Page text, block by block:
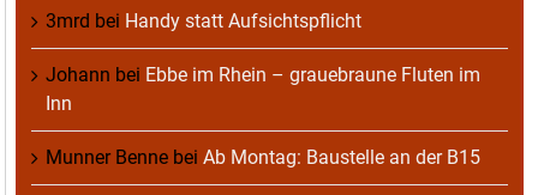
3mrd bei Handy statt Aufsichtspflicht
Johann bei Ebbe im Rhein – grauebraune Fluten im
Inn
Munner Benne bei Ab Montag: Baustelle an der B15